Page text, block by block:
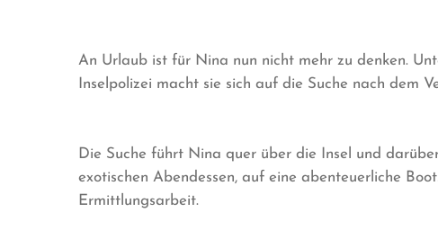
An Urlaub ist für Nina nun nicht mehr zu denken.
Inselpolizei macht sie sich auf die Suche nach dem
Die Suche führt Nina quer über die Insel und
exotischen Abendessen, auf eine abenteuerliche
Ermittlungsarbeit.